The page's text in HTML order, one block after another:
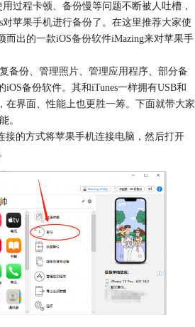
过程卡顿、备份慢等问题不断被人吐槽，
对苹果手机进行备份了。在这里推荐大家使
而出的一款iOS备份软件iMazing来对苹果手
备份、管理照片、管理应用程序、部分备
备份软件。其和iTunes一样拥有USB和
在界面、性能上也更胜一筹。下面就带大家
。
接的方式将苹果手机连接电脑，然后打开